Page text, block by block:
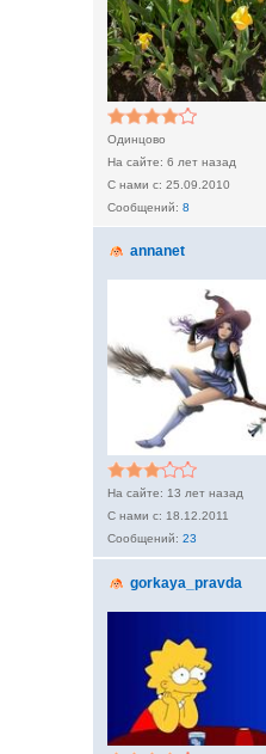
Одинцово
6 лет назад
25.09.2010
8
annanet
13 лет назад
18.12.2011
23
gorkaya_pravda